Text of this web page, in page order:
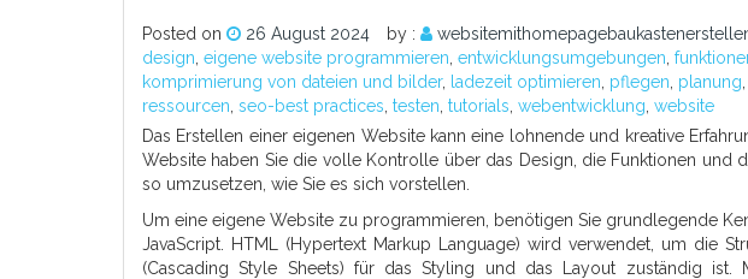
Posted on 26 August 2024 by :
design eigene website programmieren entwicklungsumgebungen
komprimierung von dateien und bilder, ladezeit optimieren pflegen planung
ressourcen seo-best practices testen tutorials webentwicklung website
Das Erstellen einer eigenen Website kann eine lohnende und kreative
Website haben Sie die volle Kontrolle über das Design, die Funktionen und
so umzusetzen, wie Sie es sich vorstellen.
Um eine eigene Website zu programmieren, benötigen Sie grundlegende
JavaScript. HTML (Hypertext Markup Language) wird verwendet, um die
(Cascading Style Sheets) für das Styling und das Layout zuständig ist.